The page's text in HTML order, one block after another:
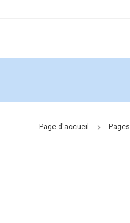
Page d'accueil Pages